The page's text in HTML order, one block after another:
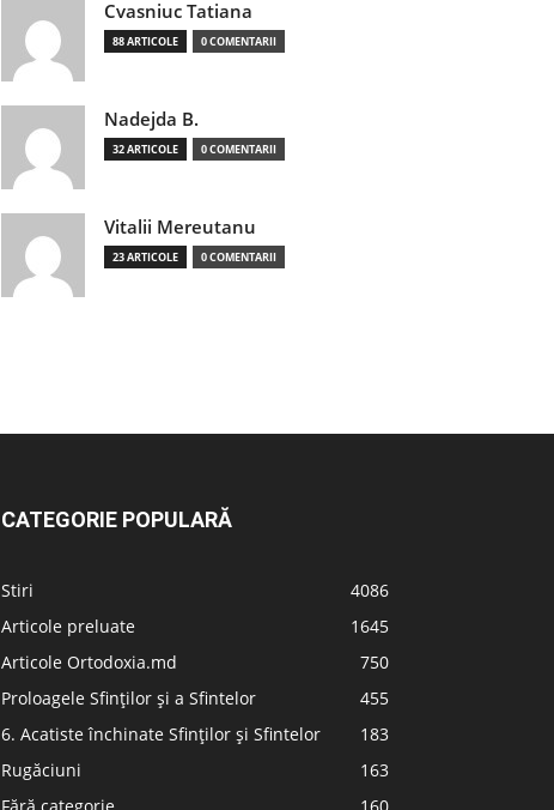
Cvasniuc Tatiana
88 ARTICOLE 0 COMENTARII
Nadejda B.
32 ARTICOLE 0 COMENTARII
Vitalii Mereutanu
23 ARTICOLE 0 COMENTARII
CATEGORIE POPULARĂ
Stiri
4086
Articole preluate
1645
Articole Ortodoxia.md
750
Proloagele Sfinților și a Sfintelor
455
6. Acatiste închinate Sfinților și Sfintelor
183
Rugăciuni
163